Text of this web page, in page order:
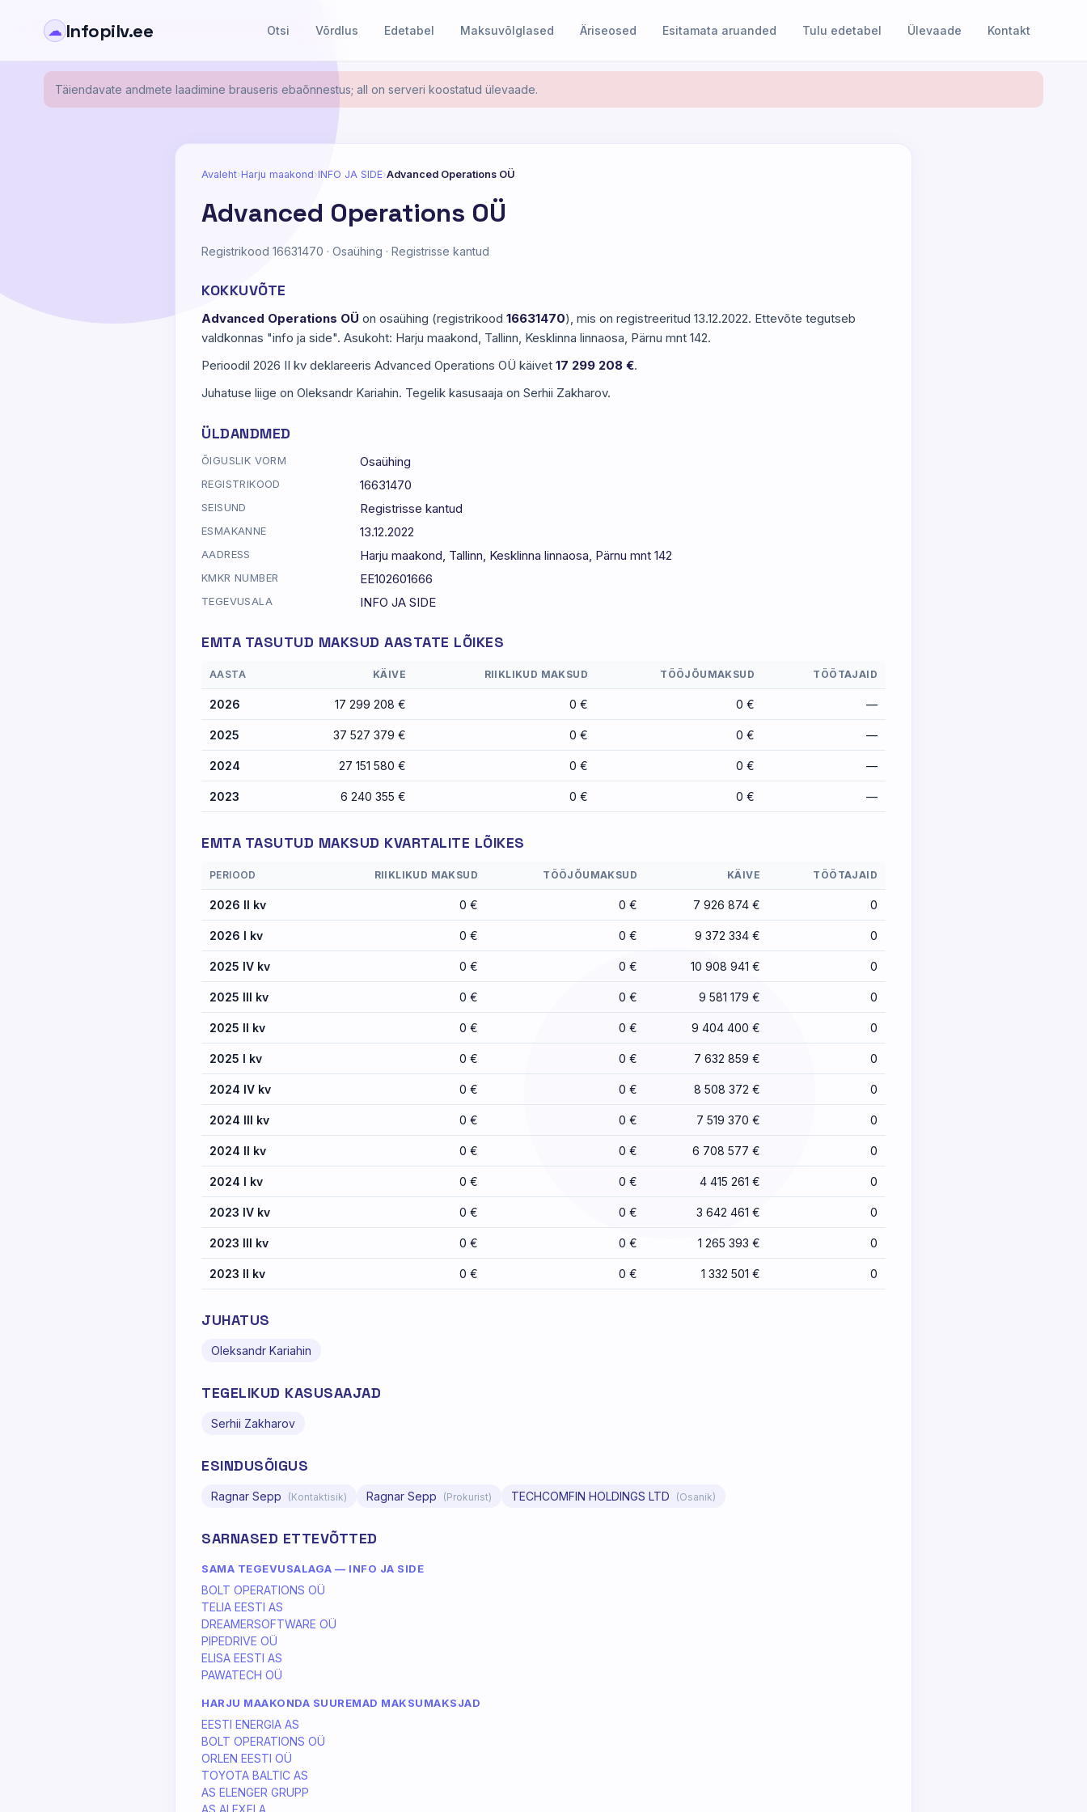
☁ Infopilv.ee Otsi Võrdlus Edetabel Maksuvõlglased Äriseosed Esitamata aruanded Tulu edetabel Ülevaade Kontakt
Täiendavate andmete laadimine brauseris ebaõnnestus; all on serveri koostatud ülevaade.
Avaleht›Harju maakond›INFO JA SIDE›Advanced Operations OÜ
Advanced Operations OÜ
Registrikood 16631470 · Osaühing · Registrisse kantud
KOKKUVÕTE
Advanced Operations OÜ on osaühing (registrikood 16631470), mis on registreeritud 13.12.2022. Ettevõte tegutseb
valdkonnas "info ja side". Asukoht: Harju maakond, Tallinn, Kesklinna linnaosa, Pärnu mnt 142.
Perioodil 2026 II kv deklareeris Advanced Operations OÜ käivet 17 299 208 €.
Juhatuse liige on Oleksandr Kariahin. Tegelik kasusaaja on Serhii Zakharov.
ÜLDANDMED
ÕIGUSLIK VORM Osaühing
REGISTRIKOOD 16631470
SEISUND Registrisse kantud
ESMAKANNE 13.12.2022
AADRESS Harju maakond, Tallinn, Kesklinna linnaosa, Pärnu mnt 142
KMKR NUMBER EE102601666
TEGEVUSALA INFO JA SIDE
EMTA TASUTUD MAKSUD AASTATE LÕIKES
AASTA KÄIVE RIIKLIKUD MAKSUD TÖÖJÕUMAKSUD TÖÖTAJAID
2026 17 299 208 € 0 € 0 € —
2025 37 527 379 € 0 € 0 € —
2024 27 151 580 € 0 € 0 € —
2023 6 240 355 € 0 € 0 € —
EMTA TASUTUD MAKSUD KVARTALITE LÕIKES
PERIOOD RIIKLIKUD MAKSUD TÖÖJÕUMAKSUD KÄIVE TÖÖTAJAID
2026 II kv 0 € 0 € 7 926 874 € 0
2026 I kv 0 € 0 € 9 372 334 € 0
2025 IV kv 0 € 0 € 10 908 941 € 0
2025 III kv 0 € 0 € 9 581 179 € 0
2025 II kv 0 € 0 € 9 404 400 € 0
2025 I kv 0 € 0 € 7 632 859 € 0
2024 IV kv 0 € 0 € 8 508 372 € 0
2024 III kv 0 € 0 € 7 519 370 € 0
2024 II kv 0 € 0 € 6 708 577 € 0
2024 I kv 0 € 0 € 4 415 261 € 0
2023 IV kv 0 € 0 € 3 642 461 € 0
2023 III kv 0 € 0 € 1 265 393 € 0
2023 II kv 0 € 0 € 1 332 501 € 0
JUHATUS
Oleksandr Kariahin
TEGELIKUD KASUSAAJAD
Serhii Zakharov
ESINDUSÕIGUS
Ragnar Sepp (Kontaktisik) Ragnar Sepp (Prokurist) TECHCOMFIN HOLDINGS LTD (Osanik)
SARNASED ETTEVÕTTED
SAMA TEGEVUSALAGA — INFO JA SIDE
BOLT OPERATIONS OÜ
TELIA EESTI AS
DREAMERSOFTWARE OÜ
PIPEDRIVE OÜ
ELISA EESTI AS
PAWATECH OÜ
HARJU MAAKONDA SUUREMAD MAKSUMAKSJAD
EESTI ENERGIA AS
BOLT OPERATIONS OÜ
ORLEN EESTI OÜ
TOYOTA BALTIC AS
AS ELENGER GRUPP
AS ALEXELA